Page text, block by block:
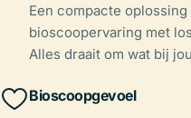
Een compacte
bioscoopervaring met
Alles draait om wat bij
Bioscoopgevoel